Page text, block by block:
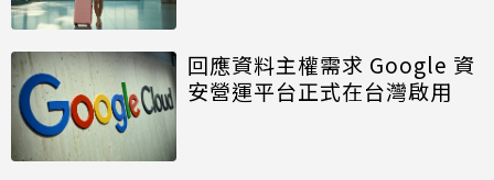
回應資料主權需求 Google 資
安營運平台正式在台灣啟用